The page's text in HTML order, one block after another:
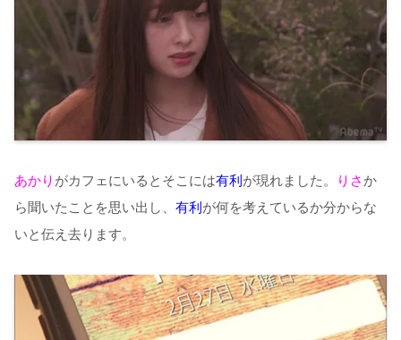
あかり がカフェにいるとそこには有利 が現れました。 りさか
ら聞いたことを思い出し、 有利 が何を考えているか分からな
いと伝え去ります。